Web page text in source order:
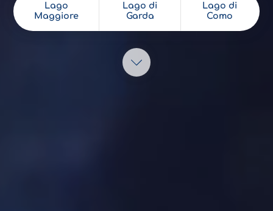
Lago
Maggiore
Lago di
Garda
Lago di
Como